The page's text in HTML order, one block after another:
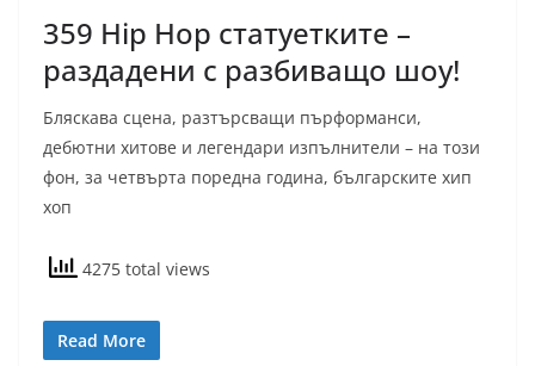
359 Hip Hop статуетките –
раздадени с разбиващо шоу!
Бляскава сцена, разтърсващи пърформанси,
дебютни хитове и легендари изпълнители – на този
фон, за четвърта поредна година, българските хип
хоп
4275 total views
Read More